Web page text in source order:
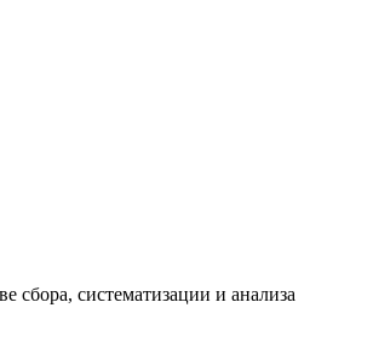
сбора, систематизации и анализа